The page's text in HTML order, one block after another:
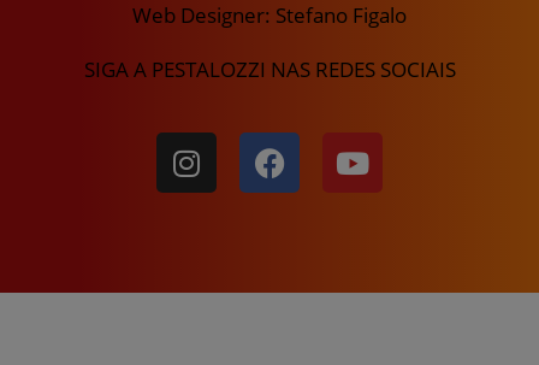
Web Designer: Stefano Figalo
SIGA A PESTALOZZI NAS REDES SOCIAIS